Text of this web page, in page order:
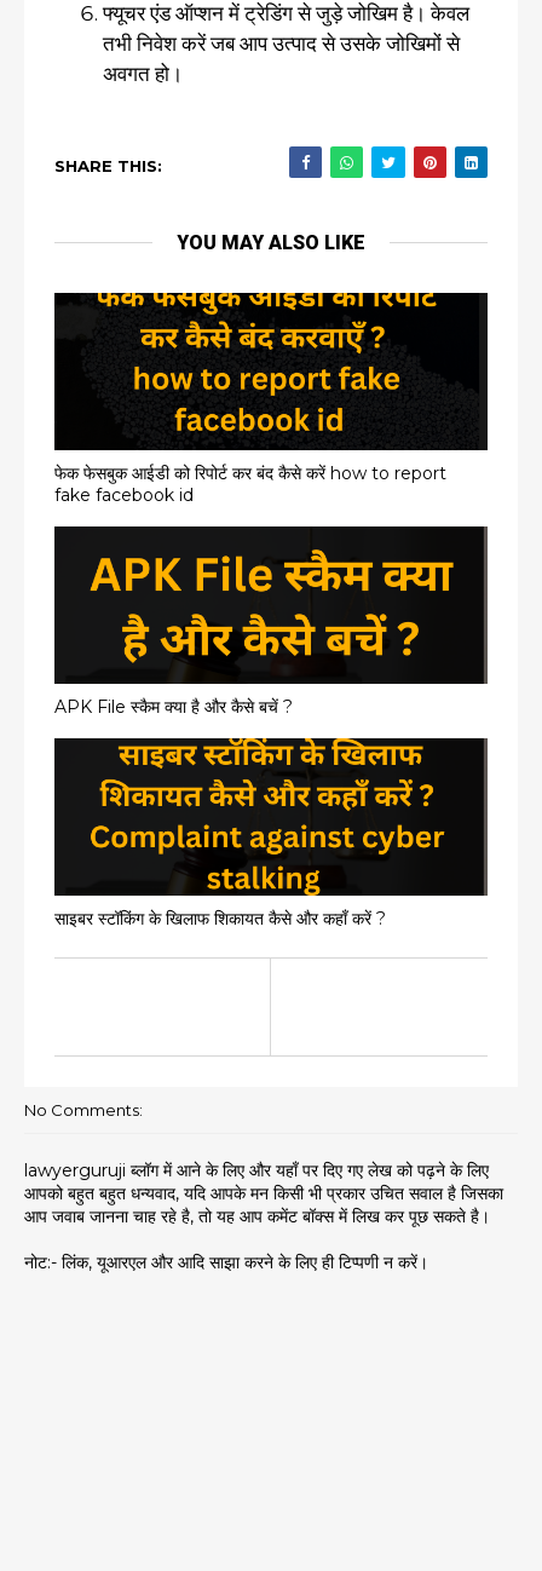
फ्यूचर एंड ऑप्शन में ट्रेडिंग से जुड़े जोखिम है। केवल
तभी निवेश करें जब आप उत्पाद से उसके जोखिमों से
अवगत हो।
SHARE THIS:
YOU MAY ALSO LIKE
फेक फेसबुक आईडी को रिपोर्ट कर बंद कैसे करें how to report
fake facebook id
APK File स्कैम क्या है और कैसे बचें ?
साइबर स्टॉकिंग के खिलाफ शिकायत कैसे और कहाँ करें ?
No Comments:
lawyerguruji ब्लॉग में आने के लिए और यहाँ पर दिए गए लेख को पढ़ने के लिए
आपको बहुत बहुत धन्यवाद, यदि आपके मन किसी भी प्रकार उचित सवाल है जिसका
आप जवाब जानना चाह रहे है, तो यह आप कमेंट बॉक्स में लिख कर पूछ सकते है।
नोट:- लिंक, यूआरएल और आदि साझा करने के लिए ही टिप्पणी न करें।